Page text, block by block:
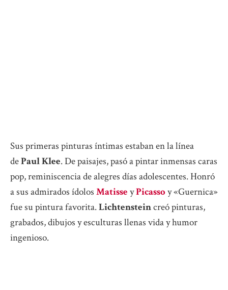
Sus primeras pinturas íntimas estaban en la línea
dePaul Klee. De paisajes, pasó a pintar inmensas caras
pop, reminiscencia de alegres días adolescentes. Honró
a sus admirados ídolos Matisse yPicassoy «Guernica»
fue su pintura favorita.Lichtensteincreó pinturas,
grabados, dibujos y esculturas llenas vida y humor
ingenioso.